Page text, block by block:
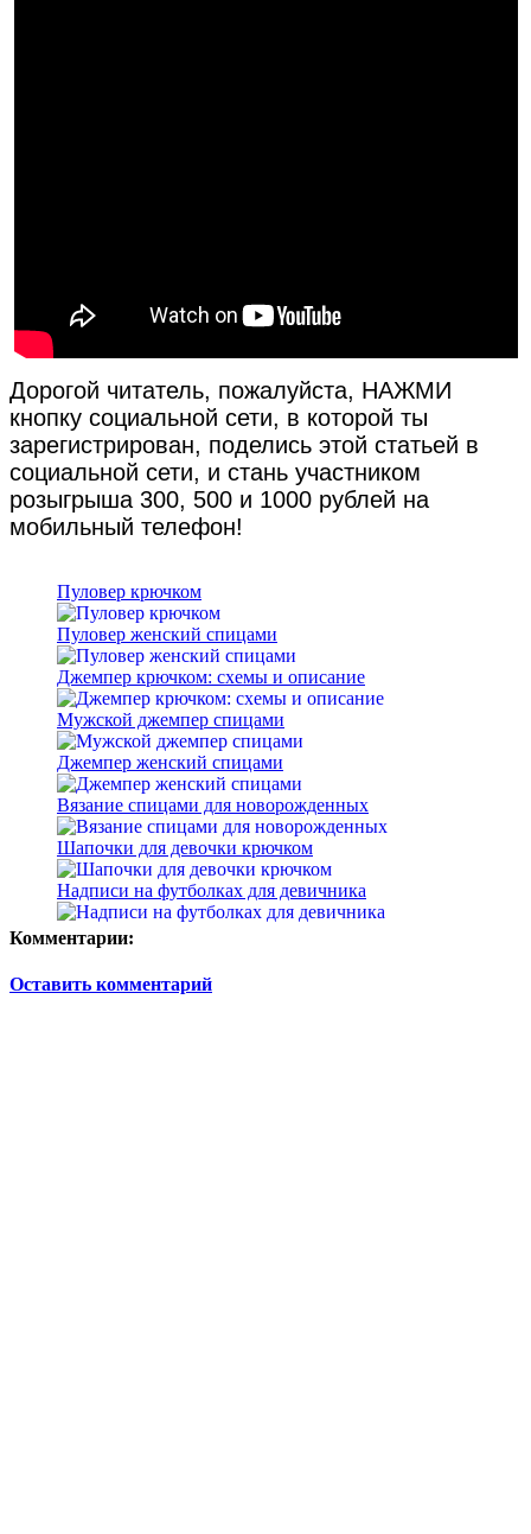
Дорогой читатель, пожалуйста, НАЖМИ
кнопку социальной сети, в которой ты
зарегистрирован, поделись этой статьей в
социальной сети, и стань участником
розыгрыша 300, 500 и 1000 рублей на
мобильный телефон!
Пуловер крючком
Пуловер женский спицами
Джемпер крючком: схемы и описание
Мужской джемпер спицами
Джемпер женский спицами
Вязание спицами для новорожденных
Шапочки для девочки крючком
Надписи на футболках для девичника
Комментарии:
Оставить комментарий